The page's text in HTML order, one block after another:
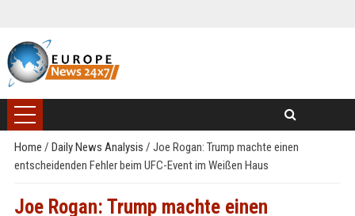
Home / Daily News Analysis / Joe Rogan: Trump machte einen
entscheidenden Fehler beim UFC-Event im Weißen Haus
Joe Rogan: Trump machte einen